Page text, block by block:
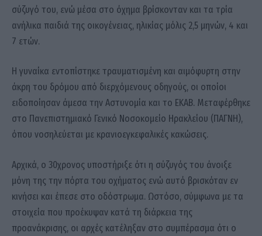
σύζυγό του, ενώ μέσα στο όχημα βρίσκονταν και τα τρία
ανήλικα παιδιά της οικογένειας, ηλικίας μόλις 2,5 μηνών, 4 και
7 ετών.
Η γυναίκα εντοπίστηκε τραυματισμένη και αιμόφυρτη στην
άκρη του δρόμου από διερχόμενους οδηγούς, οι οποίοι
ειδοποίησαν άμεσα την Αστυνομία και το ΕΚΑΒ. Μεταφέρθηκε
στο Πανεπιστημιακό Γενικό Νοσοκομείο Ηρακλείου (ΠΑΓΝΗ),
όπου νοσηλεύεται με κρανιοεγκεφαλικές κακώσεις.
Αρχικά, ο 30χρονος υποστήριξε ότι η σύζυγός του άνοιξε
μόνη της την πόρτα του οχήματος ενώ αυτό βρισκόταν εν
κινήσει και έπεσε στο οδόστρωμα. Ωστόσο, σύμφωνα με τα
στοιχεία που προέκυψαν κατά τη διάρκεια της
προανάκρισης, οι αρχές κατέληξαν στο συμπέρασμα ότι ο